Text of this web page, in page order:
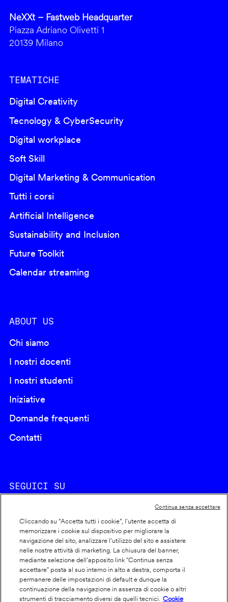
NeXXt – Fastweb Headquarter
Piazza Adriano Olivetti 1
20139 Milano
TEMATICHE
Digital Creativity
Tecnology & CyberSecurity
Digital workplace
Soft Skill
Digital Marketing & Communication
Tutti i corsi
Artificial Intelligence
Sustainability and Inclusion
Future Toolkit
Calendar streaming
ABOUT US
Chi siamo
I nostri docenti
I nostri studenti
Iniziative
Domande frequenti
Contatti
SEGUICI SU
Footer
info
Cookie policy
Dichiarazione di accessibilità
Privacy
Cliccando su “Accetta tutti i cookie”, l'utente accetta di
memorizzare i cookie sul dispositivo per migliorare la
navigazione del sito, analizzare l'utilizzo del sito e assistere
nelle nostre attività di marketing. La chiusura del banner,
mediante selezione dell’apposito link "Continua senza
accettare" posta al suo interno in alto a destra, comporta il
permanere delle impostazioni di default e dunque la
continuazione della navigazione in assenza di cookie o altri
strumenti di tracciamento diversi da quelli tecnici.
Cookie
Continua senza accettare